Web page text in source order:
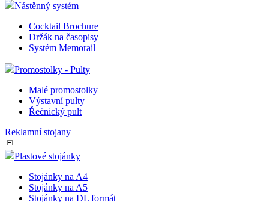
Nástěnný systém
Cocktail Brochure
Držák na časopisy
Systém Memorail
Promostolky - Pulty
Malé promostolky
Výstavní pulty
Řečnický pult
Reklamní stojany
Plastové stojánky
Stojánky na A4
Stojánky na A5
Stojánky na DL formát